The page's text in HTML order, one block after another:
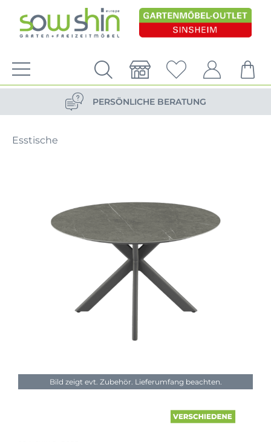
VERSANDKOSTENFREIE LIEFERUNG
PERSÖNLICHE BERATUNG
Esstische
Bild zeigt evt. Zubehör. Lieferumfang beachten.